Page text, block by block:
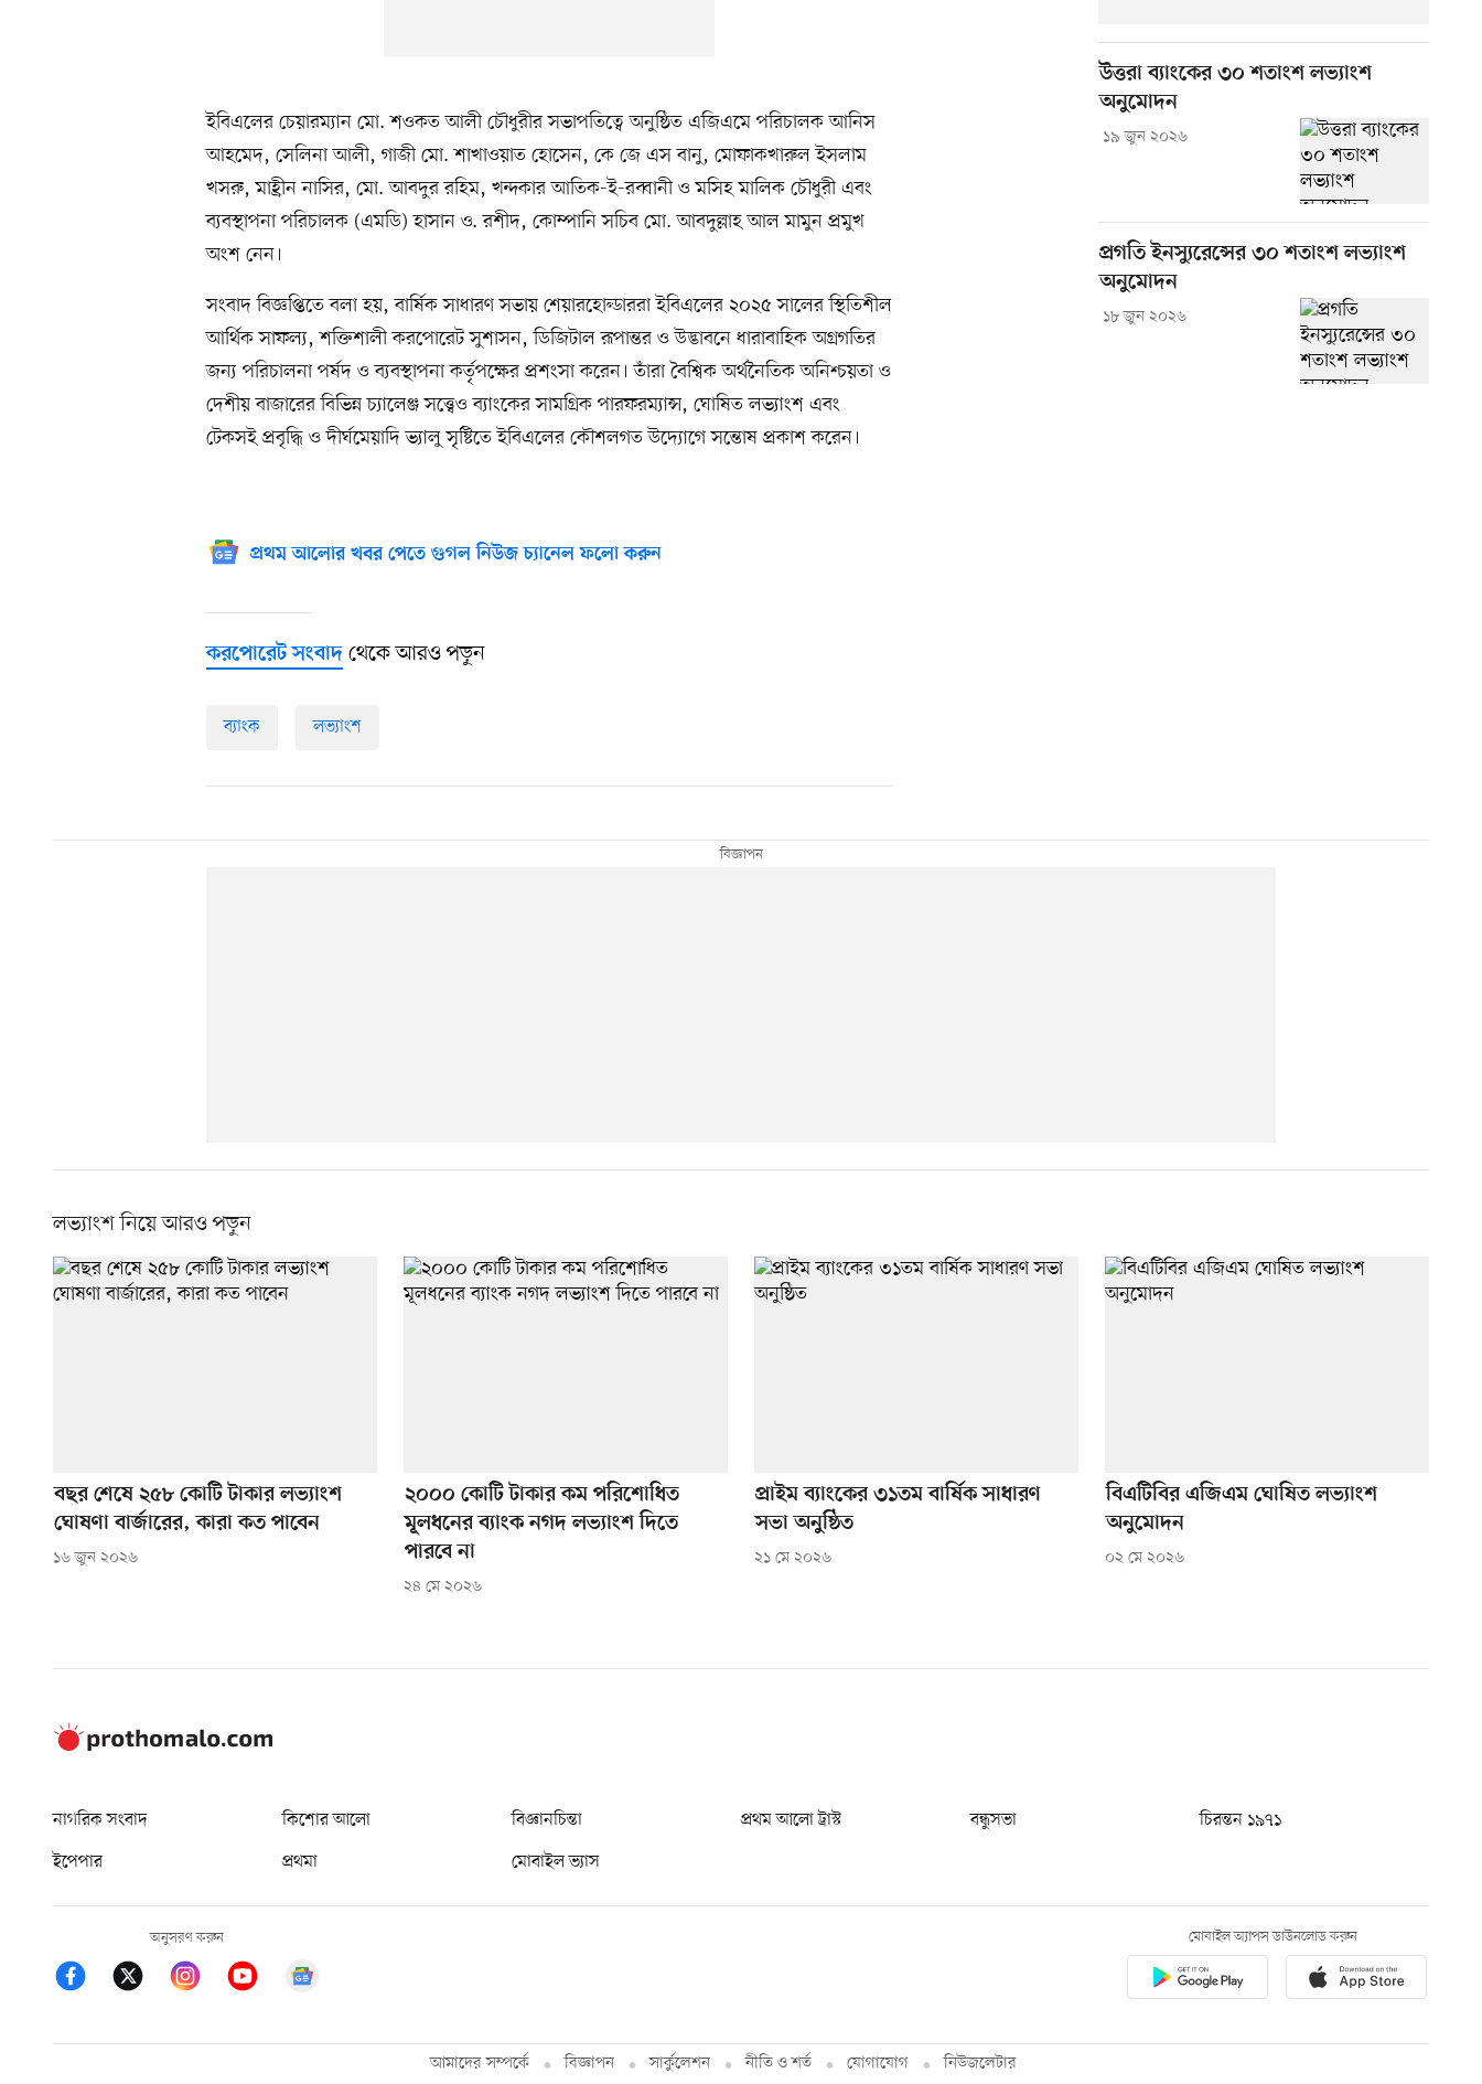
ইবিএলের চেয়ারম্যান মো. শওকত আলী চৌধুরীর সভাপতিত্বে অনুষ্ঠিত এজিএমে পরিচালক আনিস
আহমেদ, সেলিনা আলী, গাজী মো. শাখাওয়াত হোসেন, কে জে এস বানু, মোফাকখারুল ইসলাম
খসরু, মাহ্রীন নাসির, মো. আবদুর রহিম, খন্দকার আতিক-ই-রব্বানী ও মসিহ মালিক চৌধুরী এবং
ব্যবস্থাপনা পরিচালক (এমডি) হাসান ও. রশীদ, কোম্পানি সচিব মো. আবদুল্লাহ আল মামুন প্রমুখ
অংশ নেন।
সংবাদ বিজ্ঞপ্তিতে বলা হয়, বার্ষিক সাধারণ সভায় শেয়ারহোল্ডাররা ইবিএলের ২০২৫ সালের স্থিতিশীল
আর্থিক সাফল্য, শক্তিশালী করপোরেট সুশাসন, ডিজিটাল রূপান্তর ও উদ্ভাবনে ধারাবাহিক অগ্রগতির
জন্য পরিচালনা পর্ষদ ও ব্যবস্থাপনা কর্তৃপক্ষের প্রশংসা করেন। তাঁরা বৈশ্বিক অর্থনৈতিক অনিশ্চয়তা ও
দেশীয় বাজারের বিভিন্ন চ্যালেঞ্জ সত্ত্বেও ব্যাংকের সামগ্রিক পারফরম্যান্স, ঘোষিত লভ্যাংশ এবং
টেকসই প্রবৃদ্ধি ও দীর্ঘমেয়াদি ভ্যালু সৃষ্টিতে ইবিএলের কৌশলগত উদ্যোগে সন্তোষ প্রকাশ করেন।
প্রথম আলোর খবর পেতে গুগল নিউজ চ্যানেল ফলো করুন
করপোরেট সংবাদ থেকে আরও পড়ুন
ব্যাংক লভ্যাংশ
উত্তরা ব্যাংকের ৩০ শতাংশ লভ্যাংশ
অনুমোদন
১৯ জুন ২০২৬
প্রগতি ইনস্যুরেন্সের ৩০ শতাংশ লভ্যাংশ
অনুমোদন
১৮ জুন ২০২৬
লভ্যাংশ নিয়ে আরও পড়ুন
বছর শেষে ২৫৮ কোটি টাকার লভ্যাংশ
ঘোষণা বার্জারের, কারা কত পাবেন
১৬ জুন ২০২৬
২০০০ কোটি টাকার কম পরিশোধিত
মূলধনের ব্যাংক নগদ লভ্যাংশ দিতে
পারবে না
২৪ মে ২০২৬
প্রাইম ব্যাংকের ৩১তম বার্ষিক সাধারণ
সভা অনুষ্ঠিত
২১ মে ২০২৬
বিএটিবির এজিএম ঘোষিত লভ্যাংশ
অনুমোদন
০২ মে ২০২৬
নাগরিক সংবাদ কিশোর আলো বিজ্ঞানচিন্তা প্রথম আলো ট্রাস্ট বন্ধুসভা
চিরন্তন ১৯৭১
ইপেপার
প্রথমা মোবাইল ভ্যাস
অনুসরণ করুন মোবাইল অ্যাপস ডাউনলোড করুন
আমাদের সম্পর্কে বিজ্ঞাপন সার্কুলেশন নীতি ও শর্ত যোগাযোগ নিউজলেটার